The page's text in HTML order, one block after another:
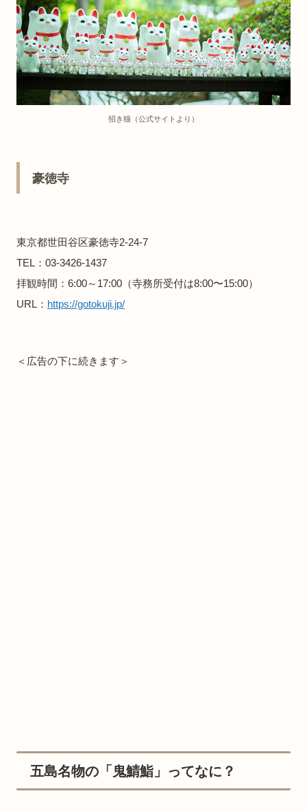
招き猫（公式サイトより）
豪徳寺
東京都世田谷区豪徳寺2-24-7
TEL：03-3426-1437
拝観時間：6:00～17:00（寺務所受付は8:00〜15:00）
URL： https://gotokuji.jp/
＜広告の下に続きます＞
五島名物の「鬼鯖鮨」ってなに？